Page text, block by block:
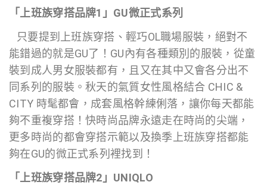
「上班族穿搭品牌1」GU微正式系列
只要提到上班族穿搭、輕巧OL職場服裝，絕對不
能錯過的就是GU了！GU內有各種類別的服裝，從童
裝到成人男女服裝都有，且又在其中又會各分出不
同系列的服裝。秋天的氣質女性風格結合 CHIC &
CITY 時髦都會，成套風格幹練俐落，讓你每天都能
夠不重複穿搭！快時尚品牌永遠走在時尚的尖端，
更多時尚的都會穿搭示範以及換季上班族穿搭都能
夠在GU的微正式系列裡找到！
「上班族穿搭品牌2」UNIQLO